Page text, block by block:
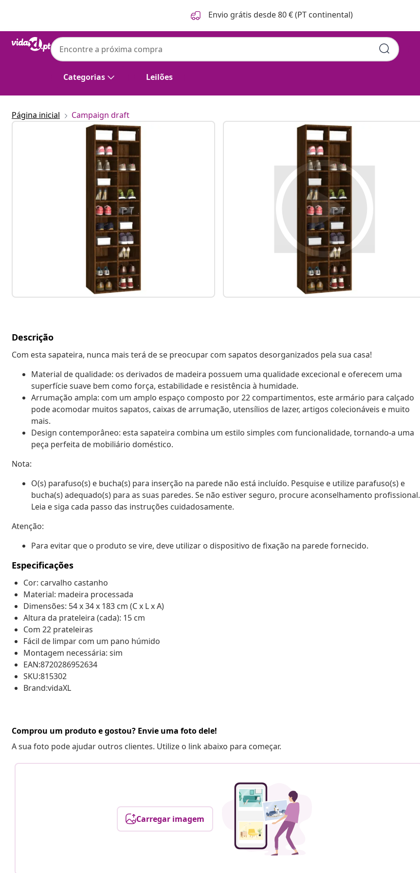
Envio grátis desde 80 € (PT continental)
Categorias Leilões
vidaXL
vidaXL Sapateira 54x34x183 cm derivados de madeira carvalho
castanho
Página inicial Campaign draft
Descrição
Com esta sapateira, nunca mais terá de se preocupar com sapatos desorganizados pela sua casa!
Material de qualidade: os derivados de madeira possuem uma qualidade excecional e oferecem uma
superfície suave bem como força, estabilidade e resistência à humidade.
Arrumação ampla: com um amplo espaço composto por 22 compartimentos, este armário para calçado
pode acomodar muitos sapatos, caixas de arrumação, utensílios de lazer, artigos colecionáveis e muito
mais.
Design contemporâneo: esta sapateira combina um estilo simples com funcionalidade, tornando-a uma
peça perfeita de mobiliário doméstico.
Nota:
O(s) parafuso(s) e bucha(s) para inserção na parede não está incluído. Pesquise e utilize parafuso(s) e
bucha(s) adequado(s) para as suas paredes. Se não estiver seguro, procure aconselhamento profissional.
Leia e siga cada passo das instruções cuidadosamente.
Atenção:
Para evitar que o produto se vire, deve utilizar o dispositivo de fixação na parede fornecido.
Especificações
Cor: carvalho castanho
Material: madeira processada
Dimensões: 54 x 34 x 183 cm (C x L x A)
Altura da prateleira (cada): 15 cm
Com 22 prateleiras
Fácil de limpar com um pano húmido
Montagem necessária: sim
EAN:8720286952634
SKU:815302
Brand:vidaXL
Comprou um produto e gostou? Envie uma foto dele!
A sua foto pode ajudar outros clientes. Utilize o link abaixo para começar.
Carregar imagem